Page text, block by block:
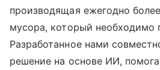
производящая ежегодно
мусора, который необходимо
Разработанное нами
решение на основе ИИ,